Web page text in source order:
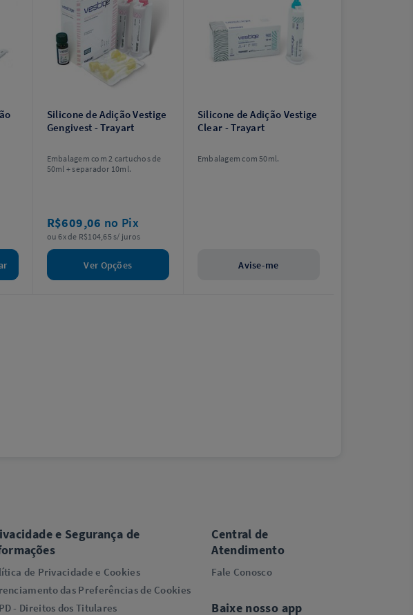
Silicone de Adição Vestige
Gengivest - Trayart
Embalagem com 2 cartuchos de
50ml + separador 10ml.
R$609,06 no Pix
ou 6x de R$104,65 s/ juros
Ver Opções
Silicone de Adição Vestige
Clear - Trayart
Embalagem com 50ml.
Avise-me
e Segurança de
de Privacidade e Cookies
das Preferências de Cookies
- Direitos dos Titulares
Central de
Atendimento
Fale Conosco
Baixe nosso app